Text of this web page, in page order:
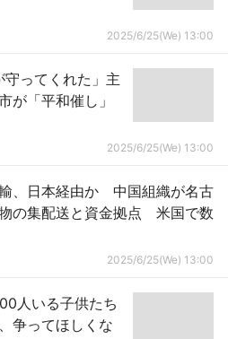
2025/6/25(We) 13:00
守ってくれた」主
が「平和催し」
2025/6/25(We) 13:00
、日本経由か 中国組織が名古
の集配送と資金拠点 米国で数
2025/6/25(We) 13:00
人いる子供たち
争ってほしくな